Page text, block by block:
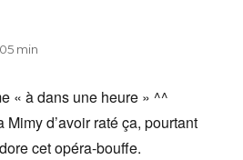
min
« à dans une heure » ^^
d’avoir raté ça, pourtant
cet opéra-bouffe.